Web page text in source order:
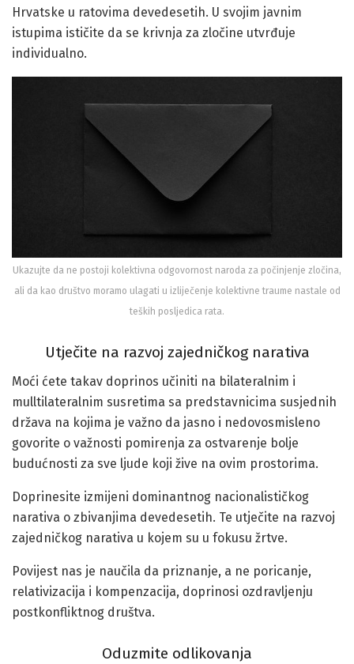
Hrvatske u ratovima devedesetih. U svojim javnim
istupima ističite da se krivnja za zločine utvrđuje
individualno.
Ukazujte da ne postoji kolektivna odgovornost naroda za počinjenje zločina,
ali da kao društvo moramo ulagati u izliječenje kolektivne traume nastale od
teških posljedica rata.
Utječite na razvoj zajedničkog narativa
Moći ćete takav doprinos učiniti na bilateralnim i
mulltilateralnim susretima sa predstavnicima susjednih
država na kojima je važno da jasno i nedovosmisleno
govorite o važnosti pomirenja za ostvarenje bolje
budućnosti za sve ljude koji žive na ovim prostorima.
Doprinesite izmijeni dominantnog nacionalističkog
narativa o zbivanjima devedesetih. Te utječite na razvoj
zajedničkog narativa u kojem su u fokusu žrtve.
Povijest nas je naučila da priznanje, a ne poricanje,
relativizacija i kompenzacija, doprinosi ozdravljenju
postkonfliktnog društva.
Oduzmite odlikovanja